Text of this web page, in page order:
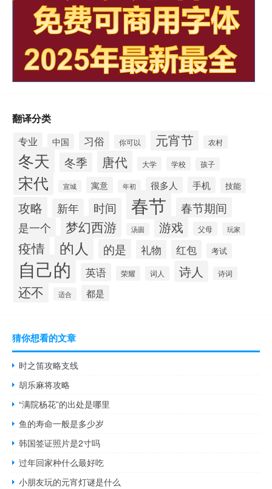
翻译分类
专业
中国 习俗 你可以 元宵节 农村
冬天 冬季 唐代 大学 学校 孩子
宋代 宣城 寓意 年初 很多人 手机 技能
攻略 新年 时间 春节 春节期间
是一个 梦幻西游 汤圆 游戏 父母 玩家
疫情 的人 的是 礼物 红包 考试
自己的 英语 荣耀 词人 诗人 诗词
还不 适合 都是
猜你想看的文章
时之笛攻略支线
胡乐麻将攻略
“满院杨花”的出处是哪里
鱼的寿命一般是多少岁
韩国签证照片是2寸吗
过年回家种什么最好吃
小朋友玩的元宵灯谜是什么